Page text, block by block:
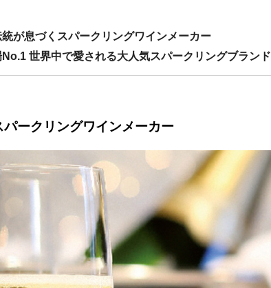
が息づくスパークリングワインメーカー
世界中で愛される大人気スパークリングブランド
ークリングワインメーカー